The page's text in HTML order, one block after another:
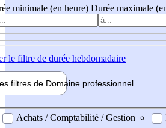
minimale (en heure) Durée maximale
le filtre de durée hebdomadaire
filtres de Domaine professionnel
professionel
Achats / Comptabilité / Gestion